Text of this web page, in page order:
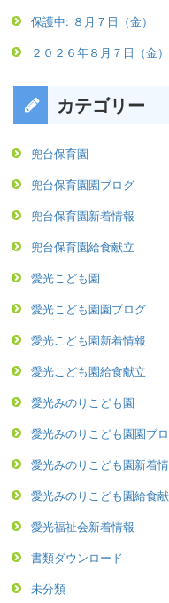
保護中: ８月７日（金）
２０２６年８月７日（金）
カテゴリー
兜台保育園
兜台保育園園ブログ
兜台保育園新着情報
兜台保育園給食献立
愛光こども園
愛光こども園園ブログ
愛光こども園新着情報
愛光こども園給食献立
愛光みのりこども園
愛光みのりこども園園ブ
愛光みのりこども園新着
愛光みのりこども園給食
愛光福祉会新着情報
書類ダウンロード
未分類